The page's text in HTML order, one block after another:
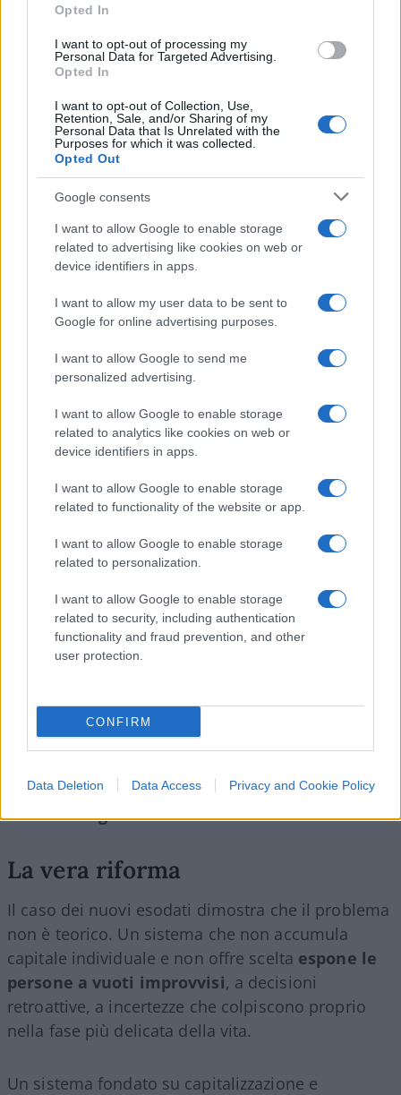
Opted In
I want to opt-out of processing my
Personal Data for Targeted Advertising.
Opted In
I want to opt-out of Collection, Use,
Retention, Sale, and/or Sharing of my
Personal Data that Is Unrelated with the
Purposes for which it was collected.
Opted Out
Google consents
I want to allow Google to enable storage
related to advertising like cookies on web or
device identifiers in apps.
I want to allow my user data to be sent to
Google for online advertising purposes.
I want to allow Google to send me
personalized advertising.
I want to allow Google to enable storage
related to analytics like cookies on web or
device identifiers in apps.
I want to allow Google to enable storage
related to functionality of the website or app.
I want to allow Google to enable storage
related to personalization.
I want to allow Google to enable storage
related to security, including authentication
functionality and fraud prevention, and other
user protection.
CONFIRM
Data Deletion Data Access Privacy and Cookie Policy
tempo. Ogni lavoratore costruisce un montante
riconducibile a sé, visibile e misurabile.
Il rischio non scompare,cambia unicamente
natura: non è più politico e normativo, diventa
economico e quindi gestibile. Nella ripartizione si
redistribuisce reddito; nella capitalizzazione si
La seconda è lacompetizione tra fornitori di
previdenza
. Anche un sistema a capitalizzazione
perde efficacia se affidato a un solo gestore
confronto, trasparenza e possibilità di scelta. Il
del servizio, può cambiare fornitore e trasferire il
proprio conto. Dove esiste concorrenza,
l’inefficienza ha un costo; dove esiste monopolio,
l’inefficienza diventa strutturale.
In materia, un’esperienza storica spesso citata è
quella cilena degli anni Ottanta, promossa da
Piñera, che aveva introdotto conti previdenziali
individuali gestiti da società in concorrenza.
mostrato un punto essenziale: quando il
contributo è intestato alla persona e il gestore è
amministrazione enon resta intrappolato nei
cambi di regole.
La vera riforma
Il caso dei nuovi esodati dimostra che il problema
non è teorico. Un sistema che non accumula
capitale individuale e non offre scelta espone le
persone a vuoti improvvisi, a decisioni
retroattive, a incertezze che colpiscono proprio
nella fase più delicata della vita.
Un sistema fondato su capitalizzazione e